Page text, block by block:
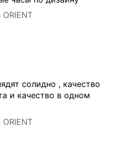
солидно , качество
и качество в одном